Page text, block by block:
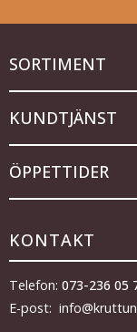
SORTIMENT
KUNDTJÄNST
ÖPPETTIDER
KONTAKT
Telefon: 073-236 05
E-post: